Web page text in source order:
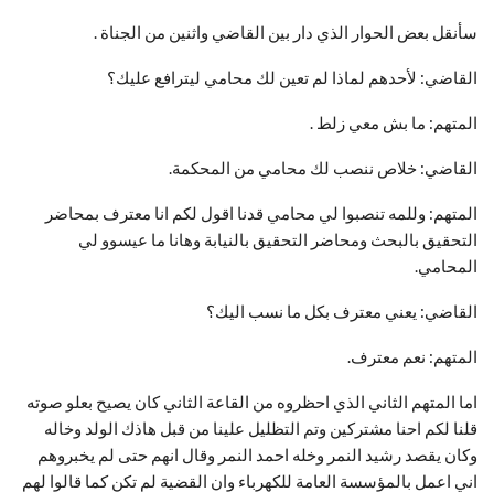
سأنقل بعض الحوار الذي دار بين القاضي واثنين من الجناة .
القاضي: لأحدهم لماذا لم تعين لك محامي ليترافع عليك؟
المتهم: ما بش معي زلط .
القاضي: خلاص ننصب لك محامي من المحكمة.
المتهم: وللمه تنصبوا لي محامي قدنا اقول لكم انا معترف بمحاضر
التحقيق بالبحث ومحاضر التحقيق بالنيابة وهانا ما عيسوو لي
المحامي.
القاضي: يعني معترف بكل ما نسب اليك؟
المتهم: نعم معترف.
اما المتهم الثاني الذي احظروه من القاعة الثاني كان يصيح بعلو صوته
قلنا لكم احنا مشتركين وتم التظليل علينا من قبل هاذك الولد وخاله
وكان يقصد رشيد النمر وخله احمد النمر وقال انهم حتى لم يخبروهم
اني اعمل بالمؤسسة العامة للكهرباء وان القضية لم تكن كما قالوا لهم